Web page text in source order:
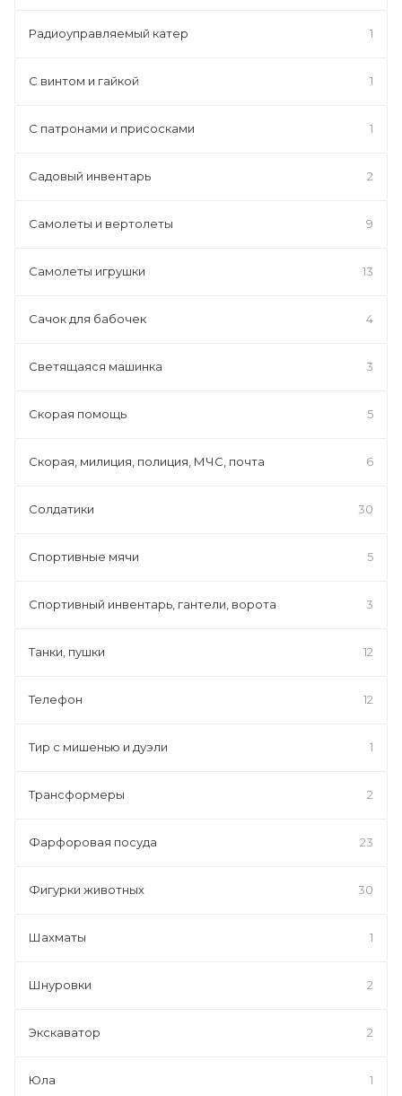
Радиоуправляемый катер 1
С винтом и гайкой 1
С патронами и присосками 1
Садовый инвентарь 2
Самолеты и вертолеты 9
Самолеты игрушки 13
Сачок для бабочек 4
Светящаяся машинка 3
Скорая помощь 5
Скорая, милиция, полиция, МЧС, почта 6
Солдатики 30
Спортивные мячи 5
Спортивный инвентарь, гантели, ворота 3
Танки, пушки 12
Телефон 12
Тир с мишенью и дуэли 1
Трансформеры 2
Фарфоровая посуда 23
Фигурки животных 30
Шахматы 1
Шнуровки 2
Экскаватор 2
Юла 1